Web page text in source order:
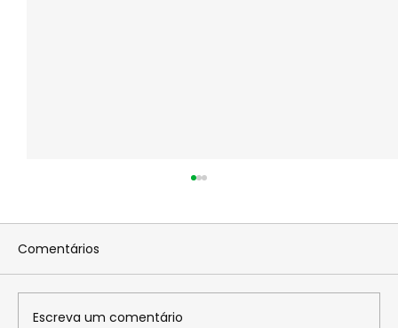
Comentários
Escreva um comentário